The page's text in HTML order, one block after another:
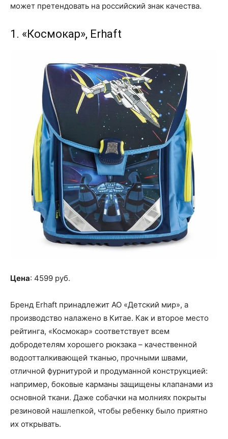
может претендовать на российский знак качества.
1. «Космокар», Erhaft
Цена: 4599 руб.
Бренд Erhaft принадлежит АО «Детский мир», а
производство налажено в Китае. Как и второе место
рейтинга, «Космокар» соответствует всем
добродетелям хорошего рюкзака – качественной
водоотталкивающей тканью, прочными швами,
отличной фурнитурой и продуманной конструкцией:
например, боковые карманы защищены клапанами из
основной ткани. Даже собачки на молниях покрыты
резиновой нашлепкой, чтобы ребенку было приятно
их открывать.